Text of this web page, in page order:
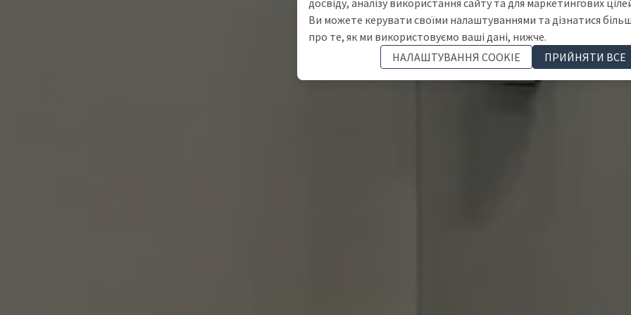
досвіду, аналізу використання сайту та для маркетингових
Ви можете керувати своїми налаштуваннями та дізнатися
про те, як ми використовуємо ваші дані, нижче.
НАЛАШТУВАННЯ COOKIE
ПРИЙНЯТИ ВСЕ